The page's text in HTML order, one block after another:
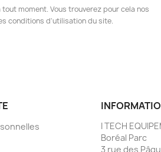
moment. Vous trouverez pour cela nos
conditions d'utilisation du site.
I TECH
Boréal Parc
3 rue des